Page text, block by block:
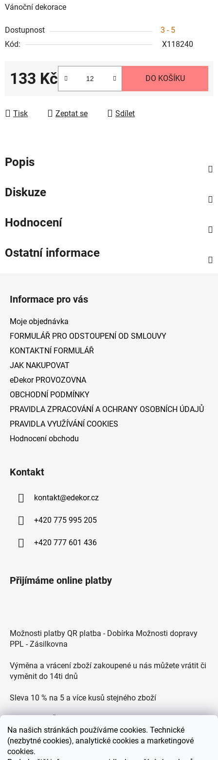
Na našich stránkách používáme cookies. Technické
(nezbytné cookies), analytické cookies a marketingové
cookies.
Vánoční dekorace
Dostupnost
3 - 5
Kód:
X118240
133 Kč DO KOŠÍKU
Tisk Zeptat se Sdílet
Popis
Diskuze
Hodnocení
Ostatní informace
Informace pro vás
Moje objednávka
FORMULÁŘ PRO ODSTOUPENÍ OD SMLOUVY
KONTAKTNÍ FORMULÁŘ
JAK NAKUPOVAT
eDekor PROVOZOVNA
OBCHODNÍ PODMÍNKY
PRAVIDLA ZPRACOVÁNÍ A OCHRANY OSOBNÍCH ÚDAJŮ
PRAVIDLA VYUŽÍVÁNÍ COOKIES
Hodnocení obchodu
Kontakt
kontakt@edekor.cz
+420 775 995 205
+420 777 601 436
Přijímáme online platby
Možnosti platby QR platba - Dobírka Možnosti dopravy
PPL - Zásilkovna
Výměna a vrácení zboží zakoupené u nás můžete vrátit či
vyměnit do 14ti dnů
Sleva 10 % na 5 a více kusů stejného zboží
Zákaznická podpora každý všední den od 9.00 do 18.00
hodin